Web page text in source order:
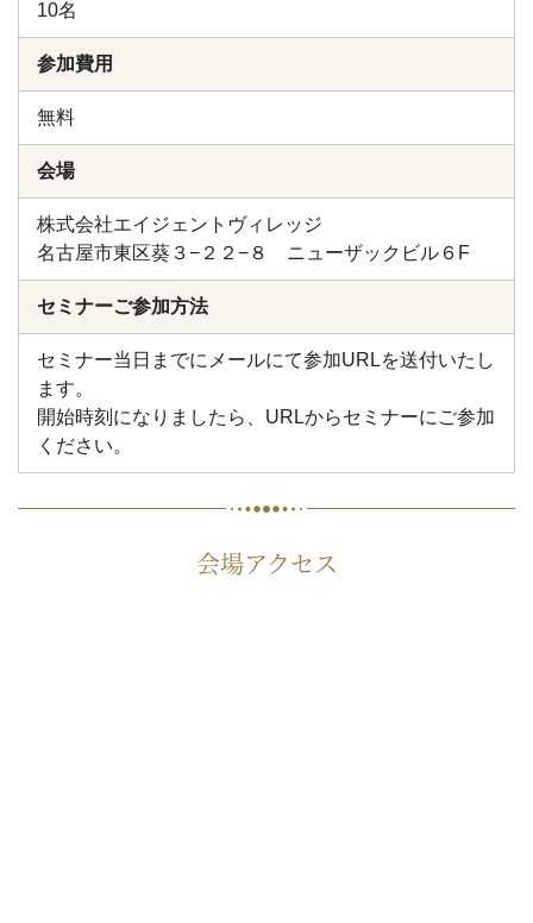
10名
参加費用
無料
会場
株式会社エイジェントヴィレッジ
名古屋市東区葵３−２２−８ ニューザックビル６F
セミナーご参加方法
セミナー当日までにメールにて参加URLを送付いたし
ます。
開始時刻になりましたら、URLからセミナーにご参加
ください。
会場アクセス